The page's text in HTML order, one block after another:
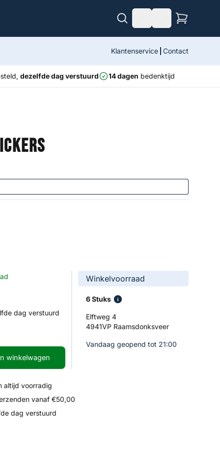
Klantenservice Contact
dezelfde dag verstuurd 14 dagen bedenktijd
dag verstuurd
winkelwagen
Winkelvoorraad
6 Stuks
Elftweg 4
4941VP Raamsdonksveer
Vandaag geopend tot 21:00
altijd voorradig
vanaf €50,00
dag verstuurd